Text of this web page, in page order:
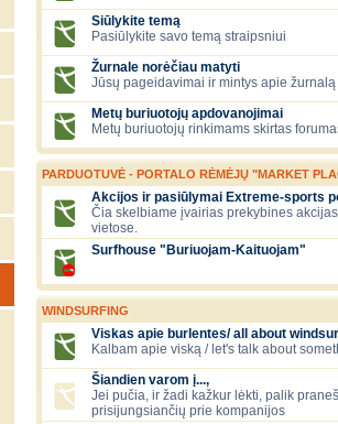
Siūlykite temą
Pasiūlykite savo temą straipsniui
Žurnale norėčiau matyti
Jūsų pageidavimai ir mintys apie žurnalą
Metų buriuotojų apdovanojimai
Metų buriuotojų rinkimams skirtas
PARDUOTUVĖ - PORTALO RĖMĖJŲ "MARKET
Akcijos ir pasiūlymai Extreme-sports
Čia skelbiame įvairias prekybines
vietose.
Surfhouse "Buriuojam-Kaituojam"
WINDSURFING
Viskas apie burlentes/ all about
Kalbam apie viską / let's talk about
Šiandien varom į...,
Jei pučia, ir žadi kažkur lėkti, palik
prisijungsiančių prie kompanijos